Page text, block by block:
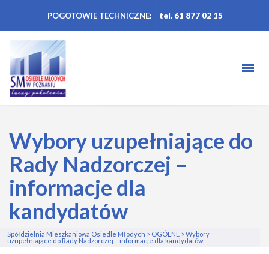
POGOTOWIE TECHNICZNE: tel. 61 877 02 15
Wybory uzupełniające do
Rady Nadzorczej –
informacje dla
kandydatów
Spółdzielnia Mieszkaniowa Osiedle Młodych > OGÓLNE >Wybory
uzupełniające do Rady Nadzorczej – informacje dla kandydatów